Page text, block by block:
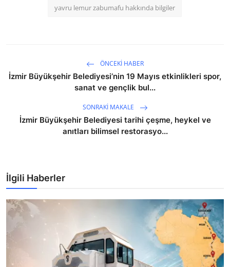
yavru lemur zabumafu hakkında bilgiler
ÖNCEKI HABER
İzmir Büyükşehir Belediyesi’nin 19 Mayıs etkinlikleri spor,
sanat ve gençlik bul...
SONRAKI MAKALE
İzmir Büyükşehir Belediyesi tarihi çeşme, heykel ve
anıtları bilimsel restorasyo...
İlgili Haberler